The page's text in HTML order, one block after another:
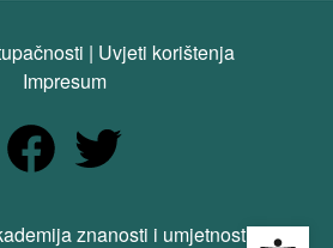
| Uvjeti korištenja
Impresum
znanosti i umjetnosti. Sva